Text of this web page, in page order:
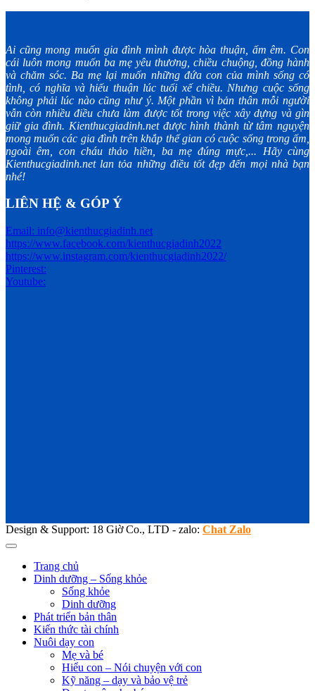
Ai cũng mong muốn gia đình mình được hòa thuận, ấm êm. Con
cái luôn mong muốn ba mẹ yêu thương, chiều chuộng, đồng hành
và chăm sóc. Ba mẹ lại muốn những đứa con của mình sống có
tình, có nghĩa và hiếu thuận lúc tuổi xế chiều. Nhưng cuộc sống
không phải lúc nào cũng như ý. Một phần vì bản thân mỗi người
vẫn còn nhiều điều chưa làm được tốt trong việc xây dựng và gìn
giữ gia đình. Kienthucgiadinh.net được hình thành từ tâm nguyện
mong muốn các gia đình trên khắp thế gian có cuộc sống trong ấm,
ngoài êm, con cháu thảo hiền, ba mẹ đúng mực,... Hãy cùng
Kienthucgiadinh.net lan tỏa những điều tốt đẹp đến mọi nhà bạn
nhé!
LIÊN HỆ & GÓP Ý
Email: info@kienthucgiadinh.net
https://www.facebook.com/kienthucgiadinh2022
https://www.instagram.com/kienthucgiadinh2022/
Pinterest:
Youtube:
Design & Support: 18 Giờ Co., LTD - zalo: Chat Zalo
Trang chủ
Dinh dưỡng – Sống khỏe
Sống khỏe
Dinh dưỡng
Phát triển bản thân
Kiến thức tài chính
Nuôi dạy con
Mẹ và bé
Hiểu con – Nói chuyện với con
Kỹ năng – dạy và bảo vệ trẻ